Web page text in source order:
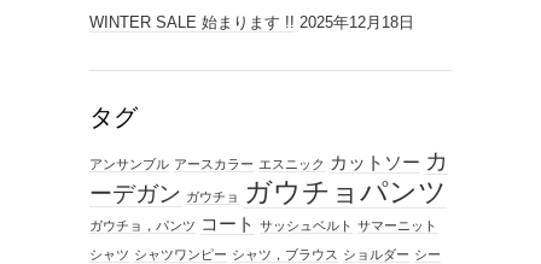
WINTER SALE 始まります !! 2025年12月18日
タグ
アンサンブル アースカラー エスニック カットソー カ
ーデガン ガウチョ ガウチョパンツ
ガウチョ，パンツ コート サッシュベルト サマーニット
シャツ シャツワンピー シャツ，ブラウス ショルダー シー